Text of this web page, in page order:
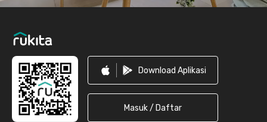
Download Aplikasi
Masuk / Daftar